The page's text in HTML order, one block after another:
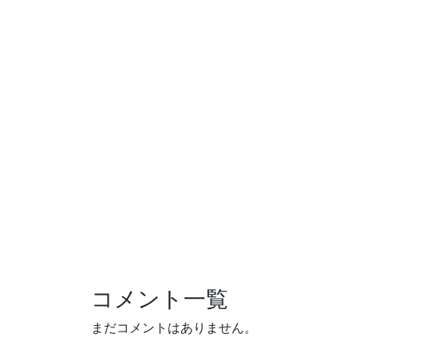
コメント一覧
まだコメントはありません。